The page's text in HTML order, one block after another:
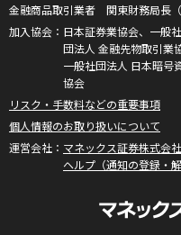
金融商品取引業者 関東財務局長
日本証券業協会、一般
団法人 金融先物取引業
一般社団法人 日本暗号
協会
リスク・手数料などの重要事項
個人情報のお取り扱いについて
マネックス証券株式会社
ヘルプ（通知の登録・解